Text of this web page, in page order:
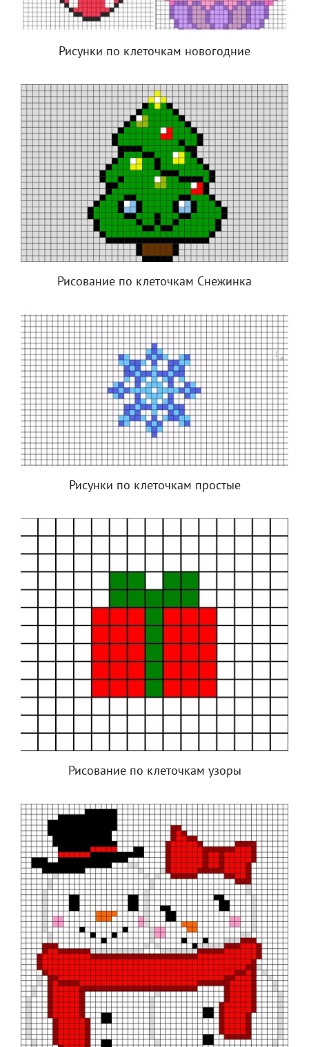
Рисунки по клеточкам новогодние
Рисование по клеточкам Снежинка
Рисунки по клеточкам простые
Рисование по клеточкам узоры